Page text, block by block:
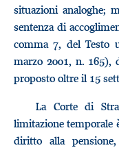
situazioni analoghe;
sentenza di
comma 7, del Testo
marzo 2001, n. 165),
proposto oltre il 15
La Corte di
limitazione temporale
diritto alla